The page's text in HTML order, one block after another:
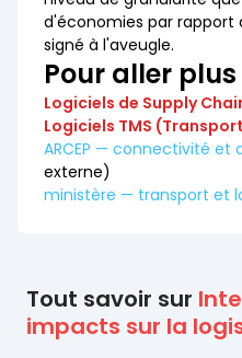
d'économies par
signé à l'aveugle.
Pour aller
Logiciels de Supply
Logiciels TMS
ARCEP — connectivité et
externe)
ministère — transport et
Tout savoir sur
impacts sur la